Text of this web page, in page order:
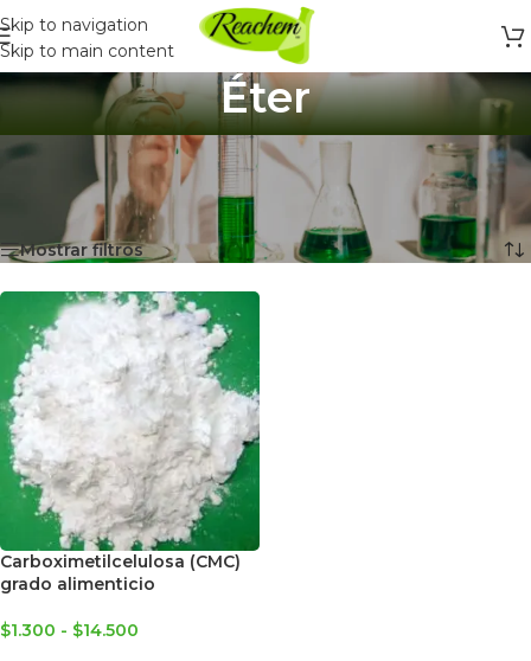
Skip to navigation
Skip to main content
Éter
Inicio Productos Químicos y Laboratorio Productos Químicos/
Mostrando el único resultado
Mostrar filtros
Carboximetilcelulosa (CMC)
grado alimenticio
$1.300 - $14.500